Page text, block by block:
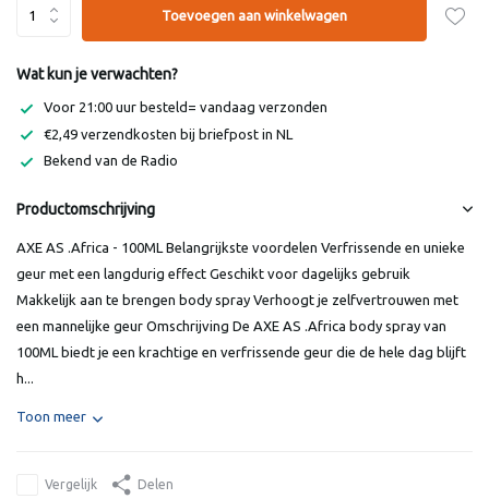
Toevoegen aan winkelwagen
Wat kun je verwachten?
Voor 21:00 uur besteld= vandaag verzonden
€2,49 verzendkosten bij briefpost in NL
Bekend van de Radio
Productomschrijving
AXE AS .Africa - 100ML Belangrijkste voordelen Verfrissende en unieke
geur met een langdurig effect Geschikt voor dagelijks gebruik
Makkelijk aan te brengen body spray Verhoogt je zelfvertrouwen met
een mannelijke geur Omschrijving De AXE AS .Africa body spray van
100ML biedt je een krachtige en verfrissende geur die de hele dag blijft
h...
Toon meer
Vergelijk Delen